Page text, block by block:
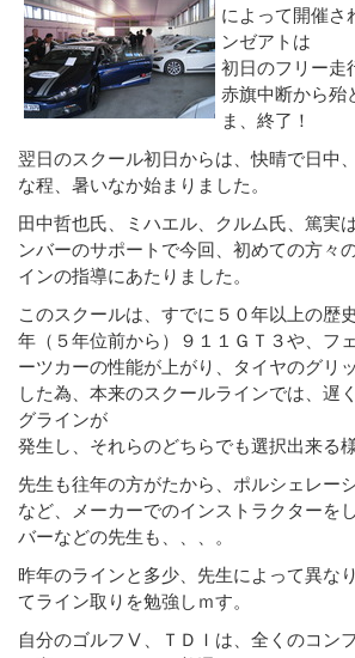
によって開催さ
ンゼアトは
初日のフリー走
赤旗中断から殆
ま、終了！
翌日のスクール初日からは、快晴で日中
な程、暑いなか始まりました。
田中哲也氏、ミハエル、クルム氏、篤実
ンバーのサポートで今回、初めての方々
インの指導にあたりました。
このスクールは、すでに５０年以上の歴
年（５年位前から）９１１ＧＴ３や、フ
ーツカーの性能が上がり、タイヤのグリ
した為、本来のスクールラインでは、遅
グラインが
発生し、それらのどちらでも選択出来る
先生も往年の方がたから、ポルシェレー
など、メーカーでのインストラクターを
バーなどの先生も、、、。
昨年のラインと多少、先生によって異な
てライン取りを勉強しｍす。
自分のゴルフⅤ、ＴＤＩは、全くのコン